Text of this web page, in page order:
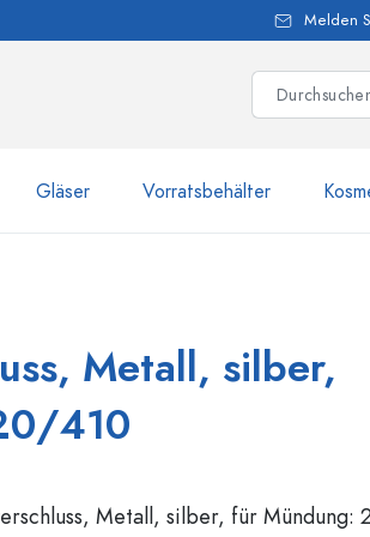
Melden
Gläser Vorratsbehälter
WECK-Flaschen
Estal-
Flaschen nach Volumen
100 ml Flaschen
500
Metall, silber,
410